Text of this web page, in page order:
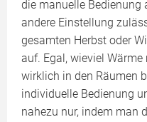
die manuelle Bedienung
andere Einstellung
gesamten Herbst oder
auf. Egal, wieviel
wirklich in den Räumen
individuelle Bedienung
nahezu nur, indem man